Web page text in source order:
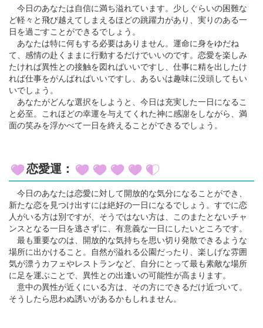
今日のあなたは自信に満ち溢れています。少しぐらいの困難な
ど軽々と飛び越えてしまえるほどの跳躍力があり、実りのある一
日を過ごすことができるでしょう。
あなたは特に何もする必要はありません。運命に身をゆだね
て、感情の赴くままに行動するだけでいいのです。恋愛を楽しみ
たければ異性との接触を図ればいいですし、仕事に精を出したけ
れば仕事をがんばればいいですし、あるいは趣味に没頭してもい
いでしょう。
あなたがどんな選択をしようと、今日は充実した一日になるこ
と必至。これほどの幸運を与えてくれた神に感謝をしながら、満
面の笑みを浮かべて一日を終えることができるでしょう。
恋愛運：
今日のあなたは恋愛に対して開放的な気分になることができ、
新たな恋を見つけ出すには絶好の一日になるでしょう。すでに恋
人がいる方は別ですが、そうではない方は、このまたとないチャ
ンスとなる一日を逃さずに、有意義な一日にしたいところです。
最も重要なのは、開放的な気持ちを思い切り発散できるような
場所に出かけること。自然が溢れる公園だったり、楽しげな雰囲
気が漂うカフェやレストランなど、自分にとって最も素敵な場所
に足を運ぶことで、異性との出逢いの可能性が高まります。
意中の異性が近くにいる方は、その方にできるだけ近づいて。
そうしたら思わぬ誘いがあるかもしれません。